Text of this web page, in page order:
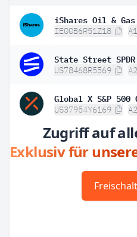
IE00B6R51Z18
US78468R5569
Global X S&P
US37954Y6169
Zugriff auf
Exklusiv für